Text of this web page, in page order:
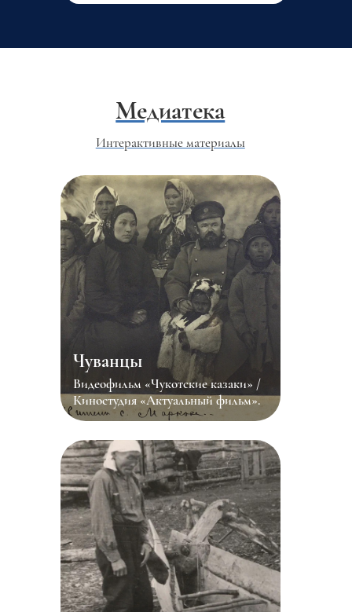
Медиатека
Интерактивные материалы
Чуванцы
Видеофильм «Чукотские казаки» /
Киностудия «Актуальный фильм».